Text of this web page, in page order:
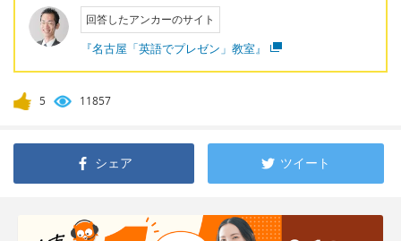
回答したアンカーのサイト
『名古屋「英語でプレゼン」教室』
5 11857
シェア ツイート